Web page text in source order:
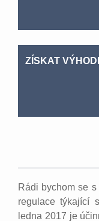
ZÍSKAT
Rádi bychom se
regulace týkající
ledna 2017 je